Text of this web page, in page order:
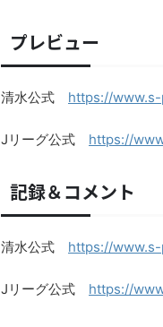
プレビュー
清水公式 https://
Jリーグ公式 https://
記録＆コメント
清水公式 https://
Jリーグ公式 https://